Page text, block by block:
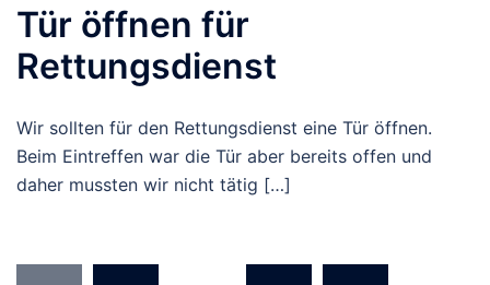
Tür öffnen für
Rettungsdienst
Wir sollten für den Rettungsdienst eine Tür öffnen.
Beim Eintreffen war die Tür aber bereits offen und
daher mussten wir nicht tätig […]